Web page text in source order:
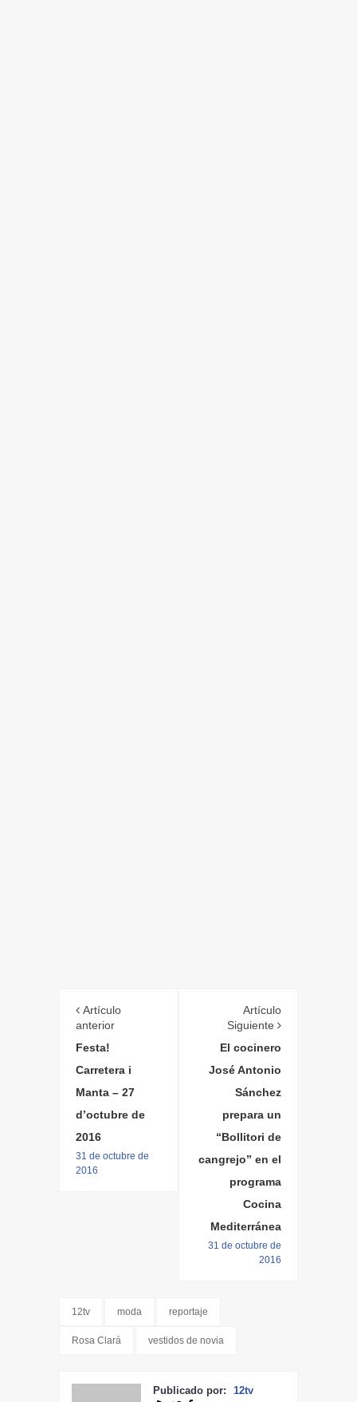
Artículo
anterior
Festa!
Carretera i
Manta – 27
d’octubre de
2016
31 de octubre de
2016
Artículo
Siguiente
El cocinero
José Antonio
Sánchez
prepara un
“Bollitori de
cangrejo” en el
programa
Cocina
Mediterránea
31 de octubre de
2016
12tv moda reportaje
Rosa Clará vestidos de novia
Publicado por: 12tv